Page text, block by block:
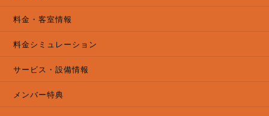
料金・客室情報
料金シミュレーション
サービス・設備情報
メンバー特典